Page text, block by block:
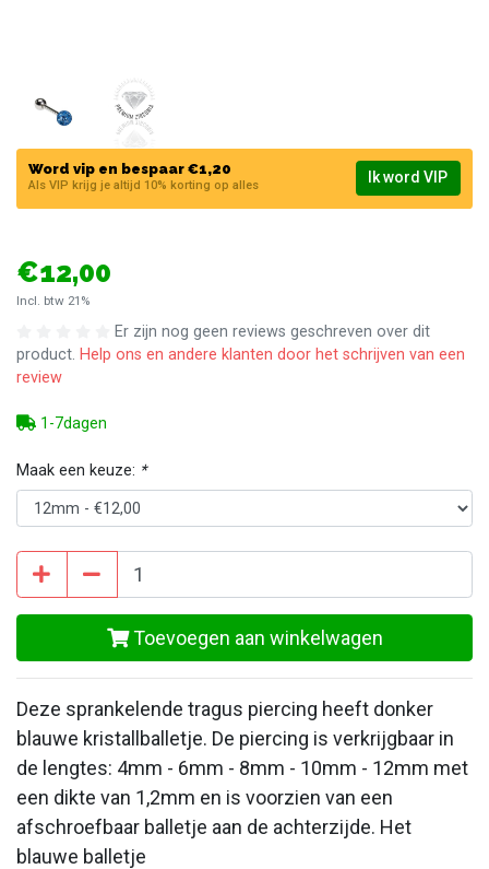
Word vip en bespaar €1,20
Als VIP krijg je altijd 10% korting op alles Ik word VIP
€12,00
Incl. btw 21%
Er zijn nog geen reviews geschreven over dit
product. Help ons en andere klanten door het schrijven van een
review
1-7dagen
Maak een keuze: *
Toevoegen aan winkelwagen
Deze sprankelende tragus piercing heeft donker
blauwe kristallballetje. De piercing is verkrijgbaar in
de lengtes: 4mm - 6mm - 8mm - 10mm - 12mm met
een dikte van 1,2mm en is voorzien van een
afschroefbaar balletje aan de achterzijde. Het
blauwe balletje